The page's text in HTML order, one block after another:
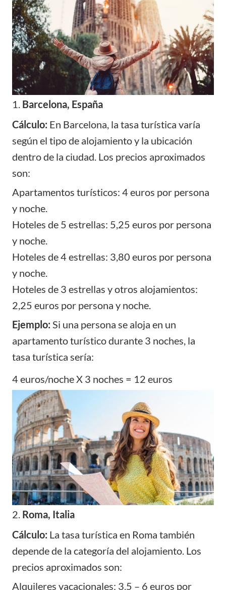
1. Barcelona, España
Cálculo: En Barcelona, la tasa turística varía
según el tipo de alojamiento y la ubicación
dentro de la ciudad. Los precios aproximados
son:
Apartamentos turísticos: 4 euros por persona
y noche.
Hoteles de 5 estrellas: 5,25 euros por persona
y noche.
Hoteles de 4 estrellas: 3,80 euros por persona
y noche.
Hoteles de 3 estrellas y otros alojamientos:
2,25 euros por persona y noche.
Ejemplo: Si una persona se aloja en un
apartamento turístico durante 3 noches, la
tasa turística sería:
4 euros/noche X 3 noches = 12 euros
2. Roma, Italia
Cálculo: La tasa turística en Roma también
depende de la categoría del alojamiento. Los
precios aproximados son:
Alquileres vacacionales: 3.5 – 6 euros por